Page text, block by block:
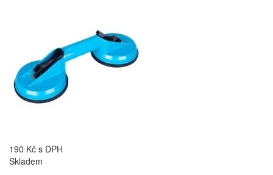
190 Kč s DPH
Skladem